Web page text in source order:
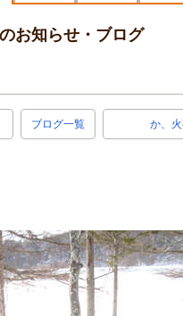
お知らせ・ブログ
ブログ一覧 か、